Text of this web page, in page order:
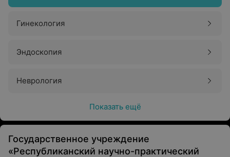
Гинекология
Эндоскопия
Неврология
Показать ещё
Государственное учреждение
«Республиканский научно-практический